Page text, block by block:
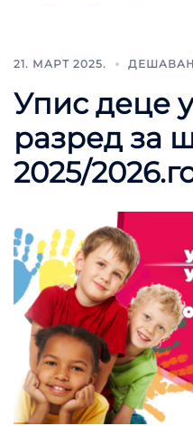
21. МАРТ 2025.
Упис деце
разред за
2025/